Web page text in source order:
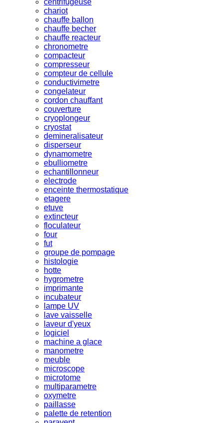
chariot
chauffe ballon
chauffe becher
chauffe reacteur
chronometre
compacteur
compresseur
compteur de cellule
conductivimetre
congelateur
cordon chauffant
couverture
cryoplongeur
cryostat
demineralisateur
disperseur
dynamometre
ebulliometre
echantillonneur
electrode
enceinte thermostatique
etagere
etuve
extincteur
floculateur
four
fut
groupe de pompage
histologie
hotte
hygrometre
imprimante
incubateur
lampe UV
lave vaisselle
laveur d'yeux
logiciel
machine a glace
manometre
meuble
microscope
microtome
multiparametre
oxymetre
paillasse
palette de retention